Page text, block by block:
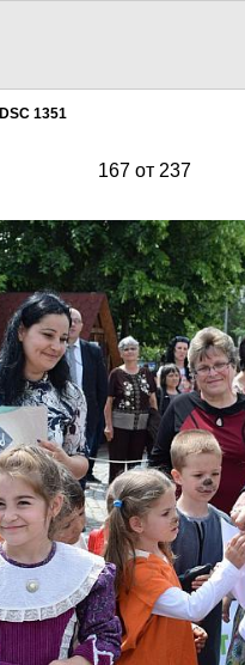
DSC 1351
167 от 237